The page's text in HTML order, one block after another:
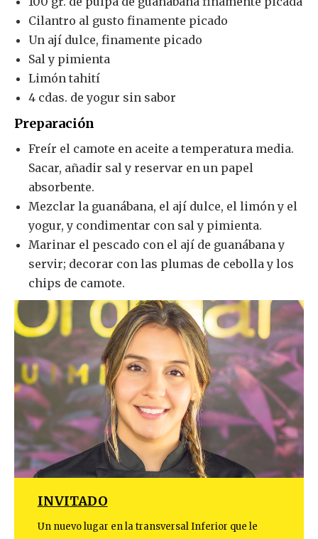
Cilantro al gusto finamente picado
Un ají dulce, finamente picado
Sal y pimienta
Limón tahití
4 cdas. de yogur sin sabor
Preparación
Freír el camote en aceite a temperatura media.
Sacar, añadir sal y reservar en un papel
absorbente.
Mezclar la guanábana, el ají dulce, el limón y el
yogur, y condimentar con sal y pimienta.
Marinar el pescado con el ají de guanábana y
servir; decorar con las plumas de cebolla y los
chips de camote.
INVITADO
Un nuevo lugar en la transversal Inferior que le